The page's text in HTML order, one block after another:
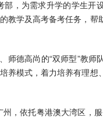
，为需求升学的学生开
教学及高考备考任务，帮
德高尚的“双师型”教师
养模式，着力培养有理想
，依托粤港澳大湾区，服